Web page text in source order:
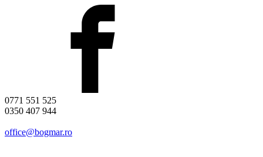
0771 551 525
0350 407 944
office@bogmar.ro